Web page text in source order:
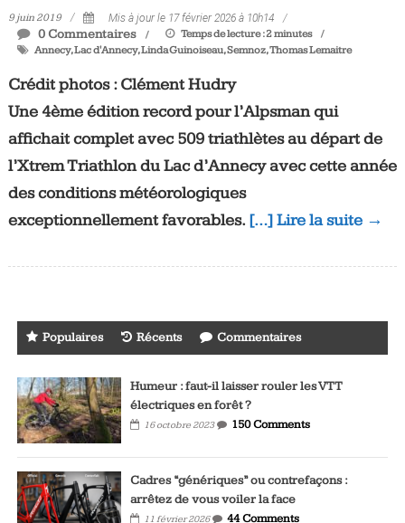
9 juin 2019 Mis à jour le 17 février 2026 à 10h14
0 Commentaires Temps de lecture :2minutes
Annecy,Lac d'Annecy,Linda Guinoiseau,Semnoz,Thomas Lemaitre
Crédit photos : Clément Hudry
Une 4ème édition record pour l’Alpsman qui
affichait complet avec 509 triathlètes au départ de
l’Xtrem Triathlon du Lac d’Annecy avec cette année
des conditions météorologiques
exceptionnellement favorables. […] Lire la suite →
Populaires Récents Commentaires
Humeur : faut-il laisser rouler les VTT
électriques en forêt ?
16 octobre 2023 150 Comments
Cadres “génériques” ou contrefaçons :
arrêtez de vous voiler la face
11 février 2026 44 Comments